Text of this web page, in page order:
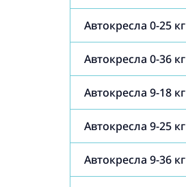
Автокресла 0-25 кг
Автокресла 0-36 кг
Автокресла 9-18 кг
Автокресла 9-25 кг
Автокресла 9-36 кг